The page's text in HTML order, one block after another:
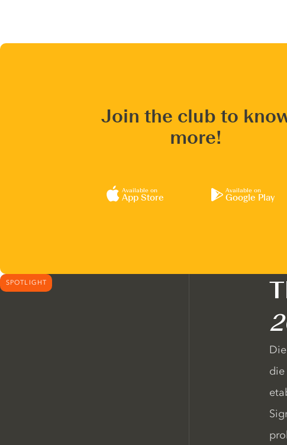
Join the club to
more!
Available on
App Store
Available on
Google Play
SPOTLIGHT
die